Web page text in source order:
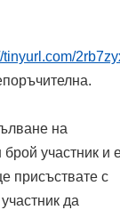
tinyurl.com/
на
участник и
присъствате с
да